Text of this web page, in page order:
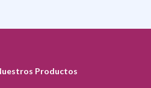
Productos